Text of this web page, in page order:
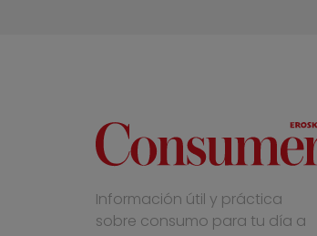
Información útil y práctica
sobre consumo para tu día a